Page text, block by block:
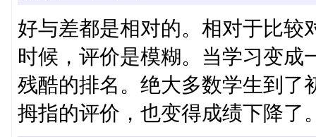
好与差都是相对的。相对于比较
时候，评价是模糊。当学习变成
残酷的排名。绝大多数学生到了
拇指的评价，也变得成绩下降了